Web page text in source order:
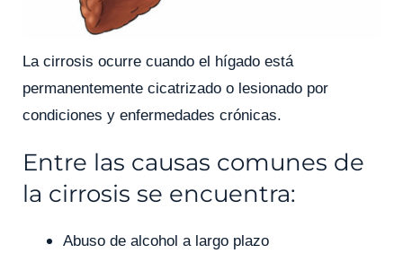
La cirrosis ocurre cuando el hígado está
permanentemente cicatrizado o lesionado por
condiciones y enfermedades crónicas.
Entre las causas comunes de
la cirrosis se encuentra:
Abuso de alcohol a largo plazo